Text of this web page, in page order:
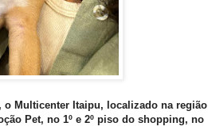
Multicenter Itaipu, localizado na região
Pet, no 1º e 2º piso do shopping, no